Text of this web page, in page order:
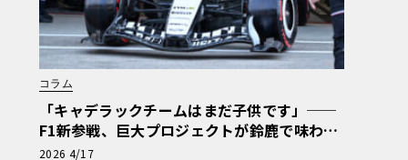
コラム
「キャデラックチームはまだ子供です」──
F1新参戦、巨大プロジェクトが鈴鹿で味わっ
た洗礼と秘めたる可能性
2026 4/17